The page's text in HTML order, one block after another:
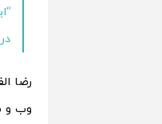
رضا
وب و